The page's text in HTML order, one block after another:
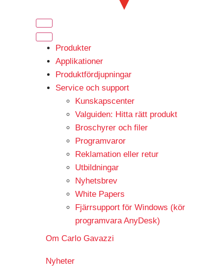
Produkter
Applikationer
Produktfördjupningar
Service och support
Kunskapscenter
Valguiden: Hitta rätt produkt
Broschyrer och filer
Programvaror
Reklamation eller retur
Utbildningar
Nyhetsbrev
White Papers
Fjärrsupport för Windows (kör
programvara AnyDesk)
Om Carlo Gavazzi
Nyheter